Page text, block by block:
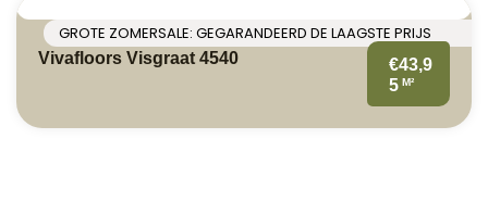
GROTE ZOMERSALE: GEGARANDEERD DE LAAGSTE PRIJS
Vivafloors Visgraat 4540
€43,9
5 M²